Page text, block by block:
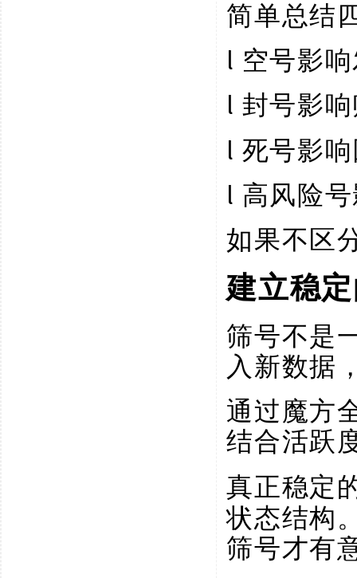
简单总结
l 空号影
l 封号影
l 死号影
l 高风险
如果不区
建立稳
筛号不是
入新数据
通过魔方
结合活跃
真正稳定
状态结构
筛号才有